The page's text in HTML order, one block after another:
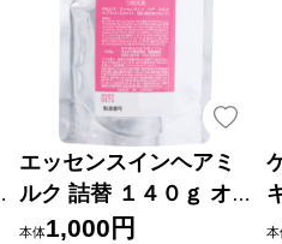
エッセンスインヘアミ
ルク 詰替 １４０ｇ オル
ビス
本体1,000円
本